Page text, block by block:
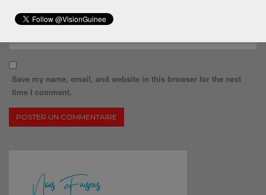
Save my name, email, and website in this browser for the next
time I comment.